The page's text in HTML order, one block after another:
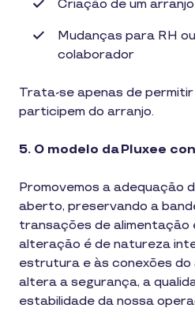
Criação de um
Mudanças para RH
colaborador
Trata-se apenas de
participem do arranjo.
5. O modelo da Pluxee
Promovemos a adequação
aberto, preservando a
transações de alimentação
alteração é de natureza
estrutura e às conexões do
altera a segurança, a
estabilidade da nossa